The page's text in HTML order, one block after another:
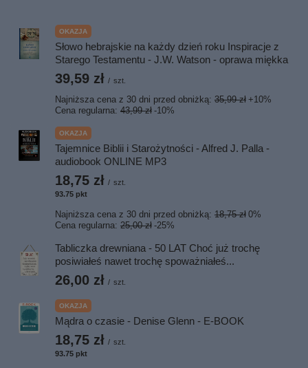
OKAZJA
Słowo hebrajskie na każdy dzień roku Inspiracje z
Starego Testamentu - J.W. Watson - oprawa miękka
39,59 zł / szt.
Najniższa cena z 30 dni przed obniżką: 35,99 zł +10%
Cena regularna: 43,99 zł -10%
OKAZJA
Tajemnice Biblii i Starożytności - Alfred J. Palla -
audiobook ONLINE MP3
18,75 zł / szt.
93.75 pkt
Najniższa cena z 30 dni przed obniżką: 18,75 zł 0%
Cena regularna: 25,00 zł -25%
Tabliczka drewniana - 50 LAT Choć już trochę
posiwiałeś nawet trochę spoważniałeś...
26,00 zł / szt.
OKAZJA
Mądra o czasie - Denise Glenn - E-BOOK
18,75 zł / szt.
93.75 pkt